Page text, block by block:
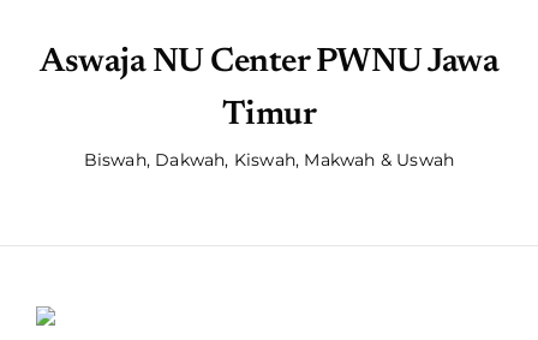
Aswaja NU Center PWNU Jawa
Timur
Biswah, Dakwah, Kiswah, Makwah & Uswah